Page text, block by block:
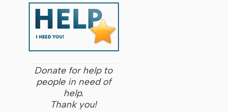
Donate for help to
people in need of
help.
Thank you!